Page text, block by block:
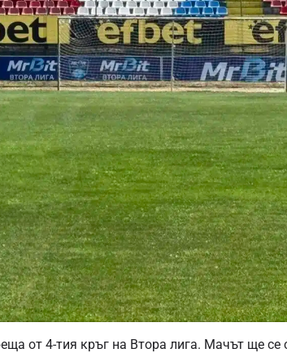
от 4-тия кръг на Втора лига. Мачът ще се